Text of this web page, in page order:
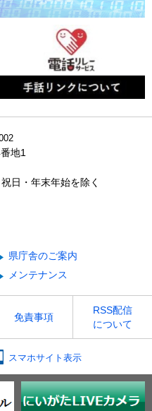
地1
日・年末年始を除く
県庁舎のご案内
メンテナンス
免責事項
RSS配信
について
スマホサイト表示